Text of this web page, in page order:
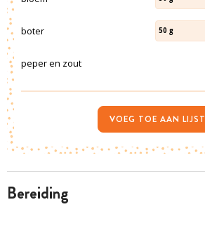
bereiding
boter 50 g
peper en zout
VOEG TOE AAN LIJST